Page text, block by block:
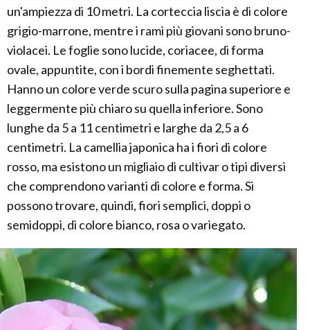
un'ampiezza di 10 metri. La corteccia liscia è di colore
grigio-marrone, mentre i rami più giovani sono bruno-
violacei. Le foglie sono lucide, coriacee, di forma
ovale, appuntite, con i bordi finemente seghettati.
Hanno un colore verde scuro sulla pagina superiore e
leggermente più chiaro su quella inferiore. Sono
lunghe da 5 a 11 centimetri e larghe da 2,5 a 6
centimetri. La camellia japonica ha i fiori di colore
rosso, ma esistono un migliaio di cultivar o tipi diversi
che comprendono varianti di colore e forma. Si
possono trovare, quindi, fiori semplici, doppi o
semidoppi, di colore bianco, rosa o variegato.